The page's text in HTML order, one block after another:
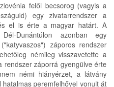
felől becsorog (vagyis a
egy zivatarrendszer a
el is érte a magyar határt. A
Dunántúlon azonban egy
záporos rendszer
némileg visszavetette a
rendszer záporrá gyengülve érte
némi hiányérzet, a látvány
peremfelhővel vonult át